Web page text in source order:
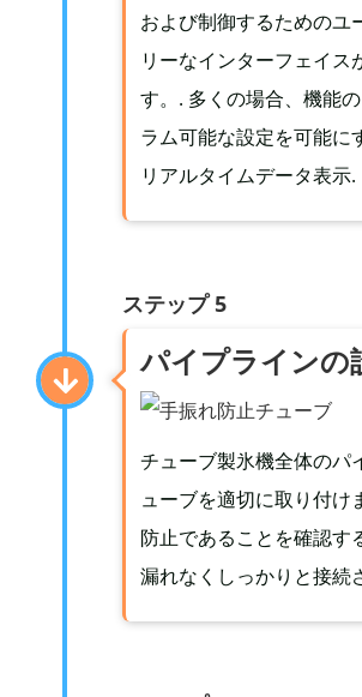
および制御するためのユ
リーなインターフェイス
す。. 多くの場合、機能
ラム可能な設定を可能に
リアルタイムデータ表示.
ステップ 5
パイプラインの
チューブ製氷機全体のパ
ューブを適切に取り付け
防止であることを確認す
漏れなくしっかりと接続